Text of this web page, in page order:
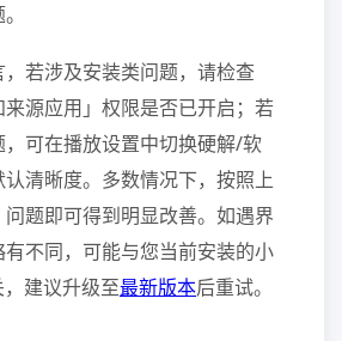
若涉及安装类问题，请检查
来源应用」权限是否已开启；若
可在播放设置中切换硬解/软
清晰度。多数情况下，按照上
题即可得到明显改善。如遇界
不同，可能与您当前安装的小
建议升级至最新版本后重试。